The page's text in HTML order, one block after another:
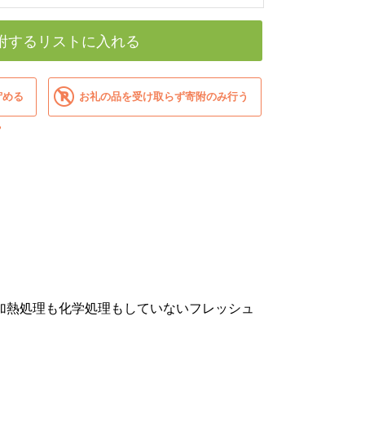
するリストに入れる
る お礼の品を受け取らず寄附のみ行う
処理も化学処理もしていないフレッシュ